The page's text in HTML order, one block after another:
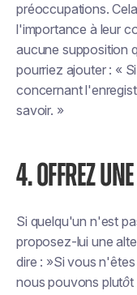
préoccupations.
l'importance à leur
aucune supposition
pourriez ajouter : «
concernant
savoir. »
4. OFFREZ
Si quelqu'un n'est
proposez-lui une
dire : »Si vous
nous pouvons plutôt